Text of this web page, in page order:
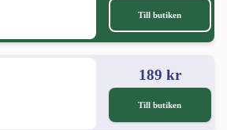
Till butiken
189 kr
Till butiken